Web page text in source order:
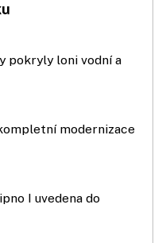
pokryly loni vodní a
modernizace
I uvedena do